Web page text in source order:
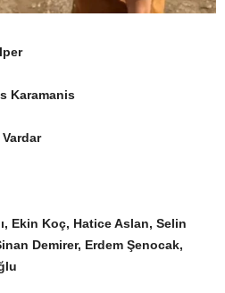
Karamanis
Ekin Koç, Hatice Aslan, Selin
Demirer, Erdem Şenocak,